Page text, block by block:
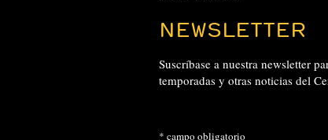
NEWSLETTER
Suscríbase a nuestra newsletter
temporadas y otras noticias del
* campo obligatorio